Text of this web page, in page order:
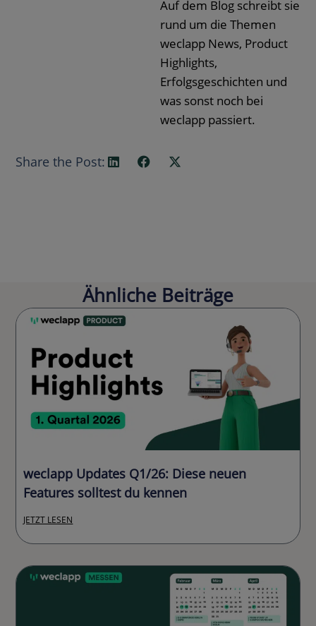
Auf dem Blog schreibt sie
rund um die Themen
weclapp News, Product
Highlights,
Erfolgsgeschichten und
was sonst noch bei
weclapp passiert.
Share the Post:
Ähnliche Beiträge
weclapp Updates Q1/26: Diese neuen
Features solltest du kennen
JETZT LESEN